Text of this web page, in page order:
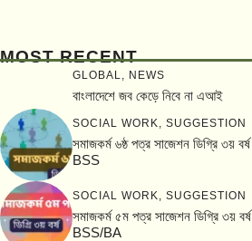
MOST RECENT
GLOBAL, NEWS
বাংলাদেশে জব কেড়ে নিবে না এআই
SOCIAL WORK SUGGESTION
সমাজকর্ম ৬ষ্ঠ পত্র সাজেশন ডিগ্রি ৩য় বর্ষ
BSS
SOCIAL WORK SUGGESTION
সমাজকর্ম ৫ম পত্র সাজেশন ডিগ্রি ৩য় বর্ষ
BSS/BA